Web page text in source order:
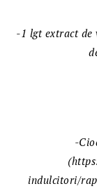
-1 lgt extract de
-
indulcitori/